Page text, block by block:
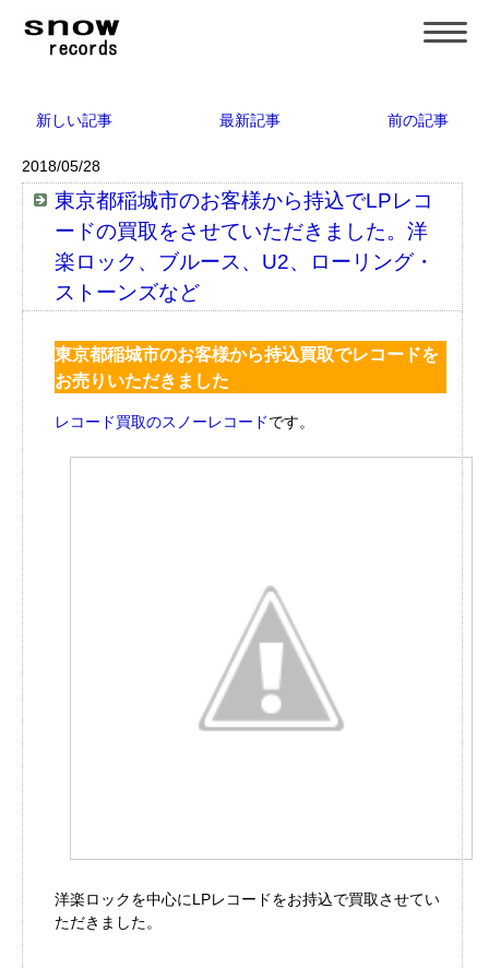
新しい記事 最新記事 前の記事
2018/05/28
東京都稲城市のお客様から持込でLPレコ
ードの買取をさせていただきました。洋
楽ロック、ブルース、U2、ローリング・
ストーンズなど
東京都稲城市のお客様から持込買取でレコードを
お売りいただきました
レコード買取のスノーレコードです。
洋楽ロックを中心にLPレコードをお持込で買取させてい
ただきました。